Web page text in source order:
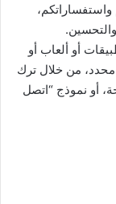
واستفساراتكم،
والتحسين.
أو ألعاب أو
من خلال ترك
أو نموذج “اتصل